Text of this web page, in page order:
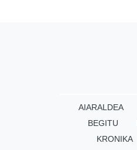
AIARALDEA
BEGITU
KRONIKA